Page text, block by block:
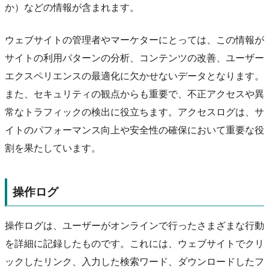
か）などの情報が含まれます。
ウェブサイトの管理者やマーケターにとっては、この情報が
サイトの利用パターンの分析、コンテンツの改善、ユーザー
エクスペリエンスの最適化に欠かせないデータとなります。
また、セキュリティの観点からも重要で、不正アクセスや異
常なトラフィックの検出に役立ちます。アクセスログは、サ
イトのパフォーマンス向上や安全性の確保において重要な役
割を果たしています。
操作ログ
操作ログは、ユーザーがオンラインで行ったさまざまな行動
を詳細に記録したものです。これには、ウェブサイトでクリ
ックしたリンク、入力した検索ワード、ダウンロードしたフ